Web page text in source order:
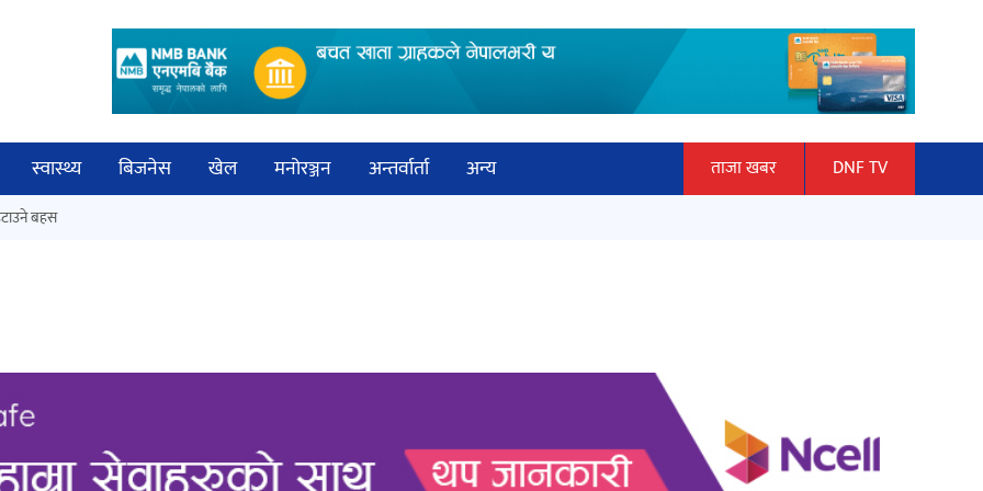
स्वास्थ्य बिजनेस खेल मनोरञ्जन अन्तर्वार्ता
अन्य
ताजा खबर DNF TV
मुक्तकसङ्ग्रह लोकार्पण
‘दुर्गा’ निर्माण गर्दै सम्राट
बहस